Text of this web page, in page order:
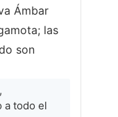
Ámbar
las
son
,
a todo el